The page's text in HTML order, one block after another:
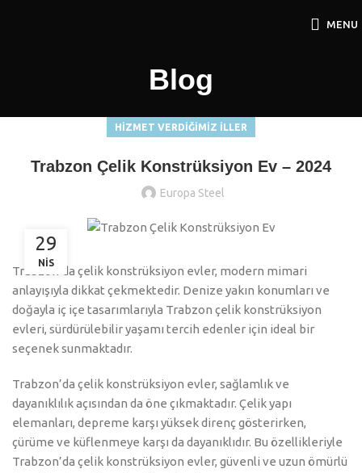
MENU
Blog
HIZMET VERDIĞIMIZ İLLER
Trabzon Çelik Konstrüksiyon Ev – 2024
Europa Steel
29
NIS
Trabzon’da çelik konstrüksiyon evler, modern mimari
anlayışıyla dikkat çekmektedir. Denize yakın konumları ve
doğayla iç içe tasarımlarıyla Trabzon çelik konstrüksiyon
evleri, sürdürülebilir yaşamı tercih edenler için ideal bir
seçenek sunmaktadır.
Trabzon’da çelik konstrüksiyon evler, sağlamlık ve
dayanıklılık açısından da öne çıkmaktadır. Çelik yapı
elemanları, depreme karşı yüksek direnç gösterirken,
çürüme ve küflenmeye karşı da dayanıklıdır. Bu özellikleriyle
Trabzon’da çelik konstrüksiyon evler, güvenli ve uzun ömürlü